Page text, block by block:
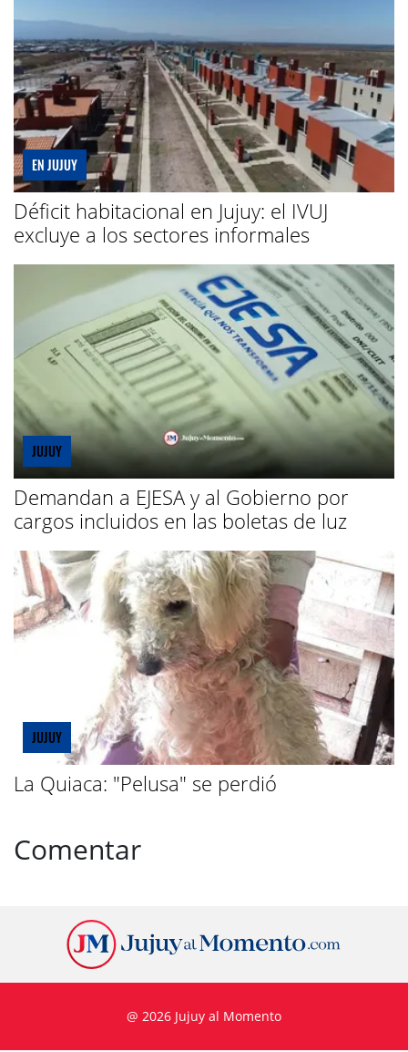
EN JUJUY
Déficit habitacional en Jujuy: el IVUJ
excluye a los sectores informales
JUJUY
Demandan a EJESA y al Gobierno por
cargos incluidos en las boletas de luz
JUJUY
La Quiaca: "Pelusa" se perdió
Comentar
@ 2026 Jujuy al Momento